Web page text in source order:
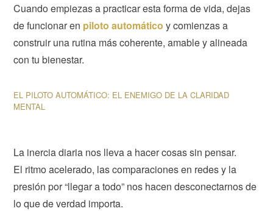
Cuando empiezas a practicar esta forma de vida, dejas
de funcionar en piloto automático y comienzas a
construir una rutina más coherente, amable y alineada
con tu bienestar.
EL PILOTO AUTOMÁTICO: EL ENEMIGO DE LA CLARIDAD
MENTAL
La inercia diaria nos lleva a hacer cosas sin pensar.
El ritmo acelerado, las comparaciones en redes y la
presión por “llegar a todo” nos hacen desconectarnos de
lo que de verdad importa.